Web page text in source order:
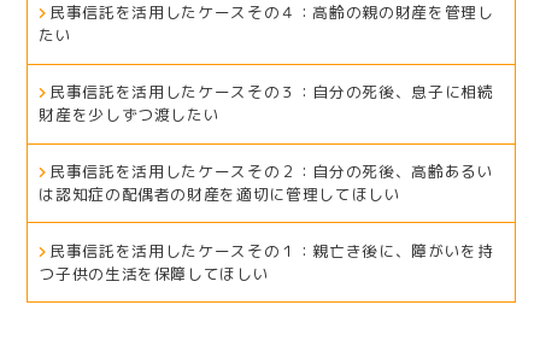
民事信託を活用したケースその４：高齢の親の財産を管理し
たい
民事信託を活用したケースその３：自分の死後、息子に相続
財産を少しずつ渡したい
民事信託を活用したケースその２：自分の死後、高齢あるい
は認知症の配偶者の財産を適切に管理してほしい
民事信託を活用したケースその１：親亡き後に、障がいを持
つ子供の生活を保障してほしい